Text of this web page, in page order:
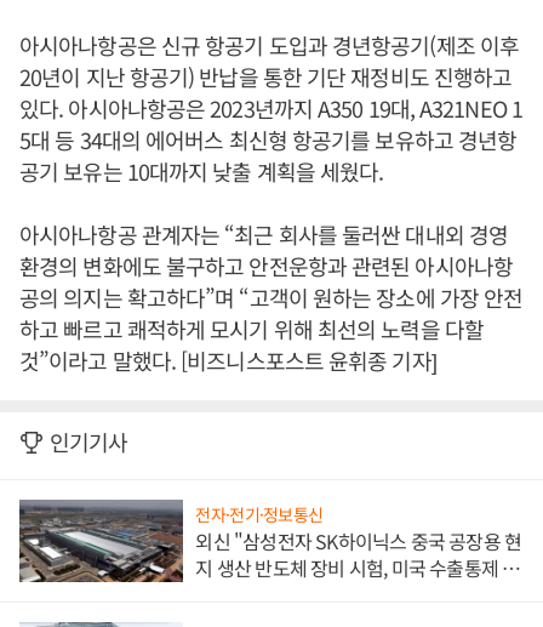
아시아나항공은 신규 항공기 도입과 경년항공기(제조 이후
20년이 지난 항공기) 반납을 통한 기단 재정비도 진행하고
있다. 아시아나항공은 2023년까지 A350 19대, A321NEO 1
5대 등 34대의 에어버스 최신형 항공기를 보유하고 경년항
공기 보유는 10대까지 낮출 계획을 세웠다.
아시아나항공 관계자는 “최근 회사를 둘러싼 대내외 경영
환경의 변화에도 불구하고 안전운항과 관련된 아시아나항
공의 의지는 확고하다”며 “고객이 원하는 장소에 가장 안전
하고 빠르고 쾌적하게 모시기 위해 최선의 노력을 다할
것”이라고 말했다. [비즈니스포스트 윤휘종 기자]
인기기사
전자·전기·정보통신
외신 "삼성전자 SK하이닉스 중국 공장용 현
지 생산 반도체 장비 시험, 미국 수출통제 대